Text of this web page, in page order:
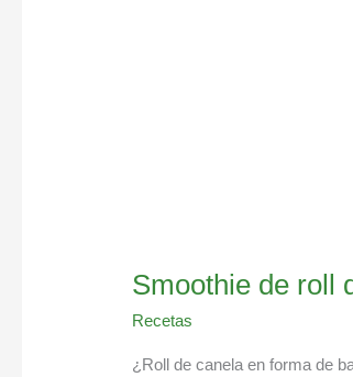
Smoothie de roll
Recetas
¿Roll de canela en forma de